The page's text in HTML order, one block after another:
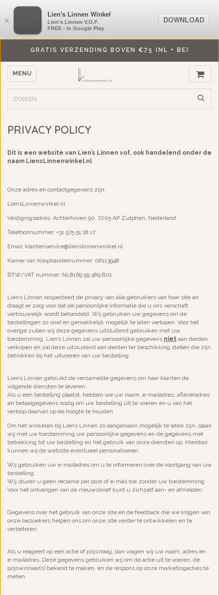
GRATIS VERZENDING BOVEN €75 (NL + BE)
MENU
PRIVACY POLICY
Dit is een website van Lien’s Linnen vof, ook handelend onder de
naam LiensLinnenwinkel.nl
Onze adres en contactgegevens zijn:
LiensLinnenwinkel.nl
Vestigingsadres: Achterhoven 90, 7205 AP Zutphen, Nederland
Telefoonnummer: +31 575 51 18 17
Email: klantenservice@lienslinnenwinkel.nl
Kamer van Koophandelnummer: 08113948
BTW/VAT nummer: NL8169.59.389.B01
Lien’s Linnen respecteert de privacy van alle gebruikers van haar site en
draagt er zorg voor dat de persoonlijke informatie die u ons verschaft
vertrouwelijk wordt behandeld. Wij gebruiken uw gegevens om de
bestellingen zo snel en gemakkelijk mogelijk te laten verlopen. Voor het
overige zullen wij deze gegevens uitsluitend gebruiken met uw
toestemming. Lien’s Linnen zal uw persoonlijke gegevens niet aan derden
verkopen en zal deze uitsluitend aan derden ter beschikking stellen die zijn
betrokken bij het uitvoeren van uw bestelling.
Lien’s Linnen gebruikt de verzamelde gegevens om haar klanten de
volgende diensten te leveren:
Als u een bestelling plaatst, hebben we uw naam, e-mailadres, afleveradres
en betaalgegevens nodig om uw bestelling uit te voeren en u van het
verloop daarvan op de hoogte te houden.
Om het winkelen bij Lien’s Linnen zo aangenaam mogelijk te laten zijn, slaan
wij met uw toestemming uw persoonlijke gegevens en de gegevens met
betrekking tot uw bestelling en het gebruik van onze diensten op. Hierdoor
kunnen wij de website eventueel personaliseren.
Wij gebruiken uw e-mailadres om u te informeren over de voortgang van uw
bestelling.
Wij sturen u geen reclame per post of e-mail toe zonder uw toestemming.
Voor het ontvangen van de nieuwsbrief kunt u zichzelf aan- en afmelden.
Gegevens over het gebruik van onze site en de feedback die we krijgen van
onze bezoekers helpen ons om onze site verder te ontwikkelen en te
verbeteren.
Als u reageert op een actie of prijsvraag, dan vragen wij uw naam, adres en
e-mailadres. Deze gegevens gebruiken wij om de actie uit te voeren, de
prijswinnaar(s) bekend te maken, en de respons op onze marketingacties te
meten.
×
LiensLinnenwinkel.nl
Lien's Linnen V.O.F.
FREE - In Google Play
DOWNLOAD
×
Lien's Linnen Winkel
Lien's Linnen V.O.F.
FREE - In Google Play
DOWNLOAD